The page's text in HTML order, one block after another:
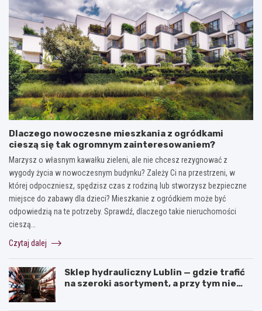
Dlaczego nowoczesne mieszkania z ogródkami
cieszą się tak ogromnym zainteresowaniem?
Marzysz o własnym kawałku zieleni, ale nie chcesz rezygnować z
wygody życia w nowoczesnym budynku? Zależy Ci na przestrzeni, w
której odpoczniesz, spędzisz czas z rodziną lub stworzysz bezpieczne
miejsce do zabawy dla dzieci? Mieszkanie z ogródkiem może być
odpowiedzią na te potrzeby. Sprawdź, dlaczego takie nieruchomości
cieszą…
Czytaj dalej
Sklep hydrauliczny Lublin — gdzie trafić
na szeroki asortyment, a przy tym nie